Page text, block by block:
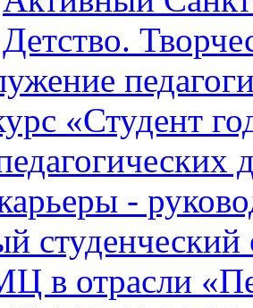
Детство.
«Студент
-
отрасли